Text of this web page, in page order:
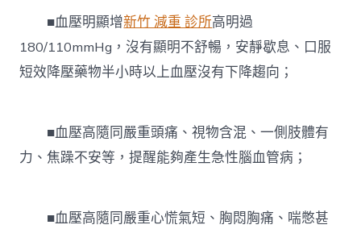
■血壓明顯增新竹 減重 診所高明過
180/110mmHg，沒有顯明不舒暢，安靜歇息、口服
短效降壓藥物半小時以上血壓沒有下降趨向；
■血壓高隨同嚴重頭痛、視物含混、一側肢體有
力、焦躁不安等，提醒能夠產生急性腦血管病；
■血壓高隨同嚴重心慌氣短、胸悶胸痛、喘憋甚